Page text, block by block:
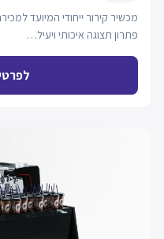
מכשיר קירור ייחודי המיועד
פתרון תצוגה איכותי ויעיל…